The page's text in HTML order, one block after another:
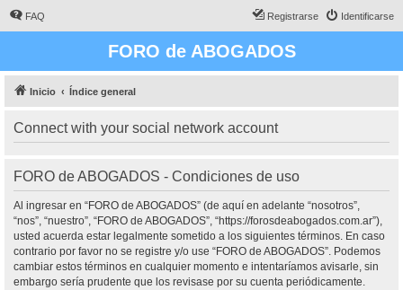
FAQ Identificarse
Registrarse
FORO de ABOGADOS
Inicio Índice general
Connect with your social network account
FORO de ABOGADOS - Condiciones de uso
Al ingresar en “FORO de ABOGADOS” (de aquí en adelante “nosotros”,
“nos”, “nuestro”, “FORO de ABOGADOS”, “https://forosdeabogados.com.ar”),
usted acuerda estar legalmente sometido a los siguientes términos. En caso
contrario por favor no se registre y/o use “FORO de ABOGADOS”. Podemos
cambiar estos términos en cualquier momento e intentaríamos avisarle, sin
embargo sería prudente que los revisase por su cuenta periódicamente.